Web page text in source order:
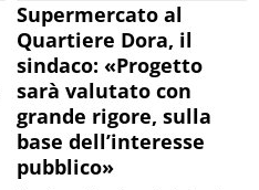
Supermercato al
Quartiere Dora, il
sindaco: «Progetto
sarà valutato con
grande rigore, sulla
base dell’interesse
pubblico»